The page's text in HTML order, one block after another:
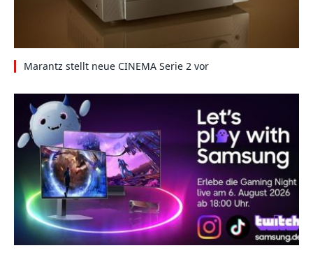
Marantz stellt neue CINEMA Serie 2 vor